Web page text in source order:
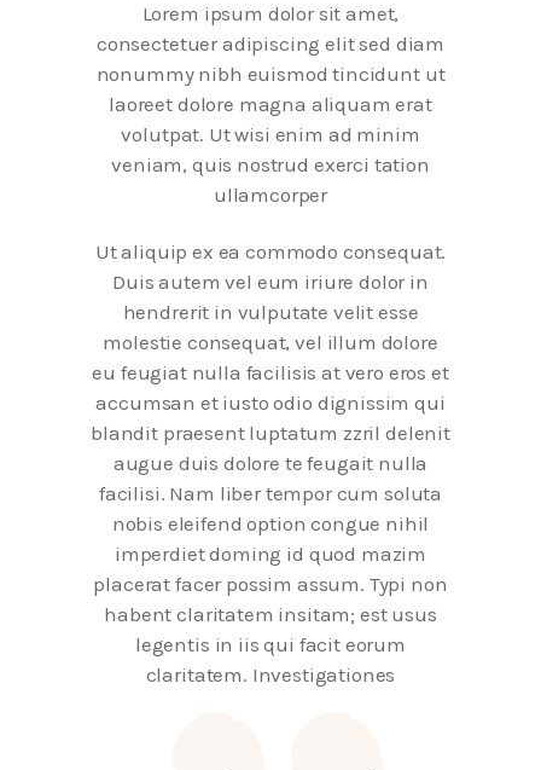
Lorem ipsum dolor sit amet,
consectetuer adipiscing elit sed diam
nonummy nibh euismod tincidunt ut
laoreet dolore magna aliquam erat
volutpat. Ut wisi enim ad minim
veniam, quis nostrud exerci tation
ullamcorper
Ut aliquip ex ea commodo consequat.
Duis autem vel eum iriure dolor in
hendrerit in vulputate velit esse
molestie consequat, vel illum dolore
eu feugiat nulla facilisis at vero eros et
accumsan et iusto odio dignissim qui
blandit praesent luptatum zzril delenit
augue duis dolore te feugait nulla
facilisi. Nam liber tempor cum soluta
nobis eleifend option congue nihil
imperdiet doming id quod mazim
placerat facer possim assum. Typi non
habent claritatem insitam; est usus
legentis in iis qui facit eorum
claritatem. Investigationes